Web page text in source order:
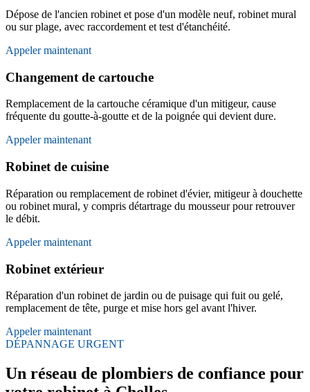
Dépose de l'ancien robinet et pose d'un modèle neuf, robinet mural
ou sur plage, avec raccordement et test d'étanchéité.
Appeler maintenant
Changement de cartouche
Remplacement de la cartouche céramique d'un mitigeur, cause
fréquente du goutte-à-goutte et de la poignée qui devient dure.
Appeler maintenant
Robinet de cuisine
Réparation ou remplacement de robinet d'évier, mitigeur à douchette
ou robinet mural, y compris détartrage du mousseur pour retrouver
le débit.
Appeler maintenant
Robinet extérieur
Réparation d'un robinet de jardin ou de puisage qui fuit ou gelé,
remplacement de tête, purge et mise hors gel avant l'hiver.
Appeler maintenant
DÉPANNAGE URGENT
Un réseau de plombiers de confiance pour